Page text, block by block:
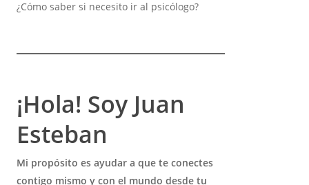
¿Cómo saber si necesito ir al psicólogo?
¡Hola! Soy Juan
Esteban
Mi propósito es ayudar a que te conectes
contigo mismo y con el mundo desde tu